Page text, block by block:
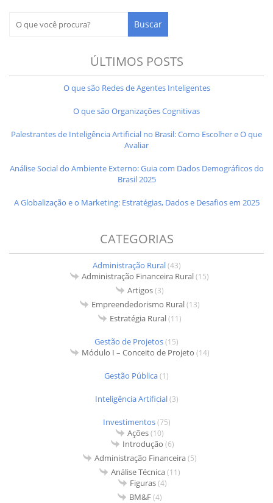
ÚLTIMOS POSTS
O que são Redes de Agentes Inteligentes
O que são Organizações Cognitivas
Palestrantes de Inteligência Artificial no Brasil: Como Escolher e O que
Avaliar
Análise Social do Ambiente Externo: Guia com Dados Demográficos do
Brasil 2025
A Globalização e o Marketing: Estratégias, Dados e Desafios em 2025
CATEGORIAS
Administração Rural(43)
Administração Financeira Rural(15)
Artigos(3)
Empreendedorismo Rural(13)
Estratégia Rural(11)
Gestão de Projetos(15)
Módulo I – Conceito de Projeto (14)
Gestão Pública(1)
Inteligência Artificial(3)
Investimentos(75)
Ações(10)
Introdução (6)
Administração Financeira(5)
Análise Técnica(11)
Figuras(4)
BM&F(4)